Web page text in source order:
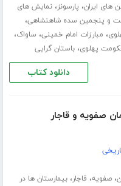
های ایران، پارسونز،نمایش های
و پنجمین سده شاهنشاهی،
، مبارزات امام خمینی، ساواک،
پهلوی،باستان گرایی
دانلود کتاب
صفویه و قاجار
،صفویه، قاجار،بیمارستان ها در